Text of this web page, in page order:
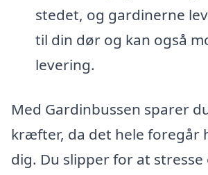
stedet, og gardinerne
til din dør og kan også
levering.
Med Gardinbussen sparer
kræfter, da det hele foregår
dig. Du slipper for at